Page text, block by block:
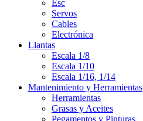
Esc
Servos
Cables
Electrónica
Llantas
Escala 1/8
Escala 1/10
Escala 1/16, 1/14
Mantenimiento y Herramientas
Herramientas
Grasas y Aceites
Pegamentos y Pinturas